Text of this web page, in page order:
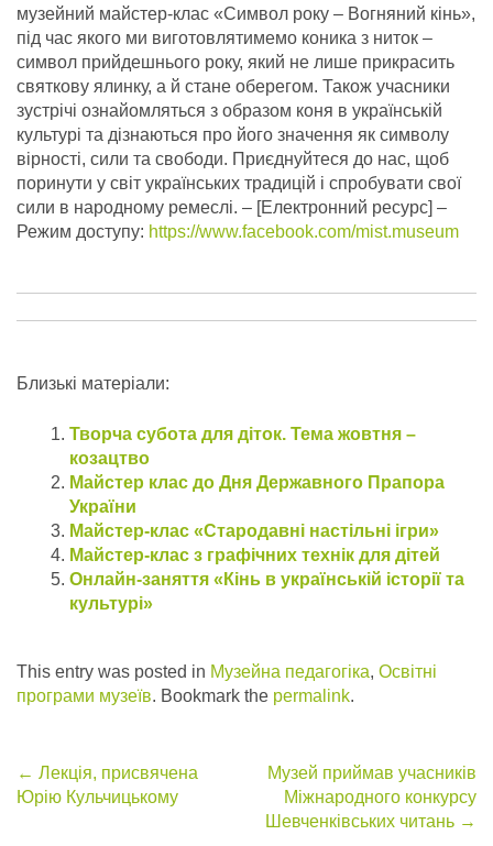
музейний майстер-клас «Символ року – Вогняний кінь»,
під час якого ми виготовлятимемо коника з ниток –
символ прийдешнього року, який не лише прикрасить
святкову ялинку, а й стане оберегом. Також учасники
зустрічі ознайомляться з образом коня в українській
культурі та дізнаються про його значення як символу
вірності, сили та свободи. Приєднуйтеся до нас, щоб
поринути у світ українських традицій і спробувати свої
сили в народному ремеслі. – [Електронний ресурс] –
Режим доступу: https://www.facebook.com/mist.museum
Близькі матеріали:
Творча субота для діток. Тема жовтня –
козацтво
Майстер клас до Дня Державного Прапора
України
Майстер-клас «Стародавні настільні ігри»
Майстер-клас з графічних технік для дітей
Онлайн-заняття «Кінь в українській історії та
культурі»
This entry was posted in Музейна педагогіка, Освітні
програми музеїв. Bookmark the permalink.
Post
← Лекція, присвячена
Юрію Кульчицькому
Музей приймав учасників
Міжнародного конкурсу
Шевченківських читань →